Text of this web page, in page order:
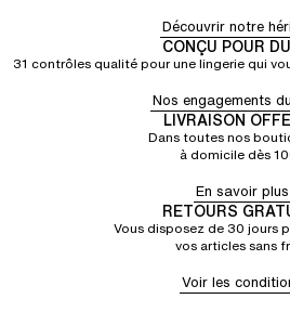
Découvrir notre
CONÇU POUR
31 contrôles qualité pour une lingerie qui
Nos engagements
LIVRAISON
Dans toutes nos
à domicile dès
En savoir plus
RETOURS
Vous disposez de 30 jours
vos articles sans
Voir les